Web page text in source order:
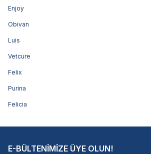
Enjoy
Obivan
Luis
Vetcure
Felix
Purina
Felicia
E-BÜLTENİMİZE ÜYE OLUN!